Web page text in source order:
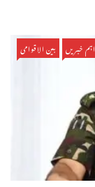
اہم خبریں بین الاقوامی